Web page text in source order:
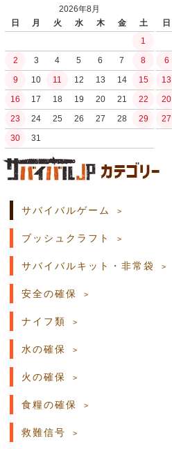
2026年8月
日
月 火 水 木 金
土
1
2
3 4 5 6 7
8
9
10 11 12 13 14
15
16
17 18 19 20 21
22
23
24 25 26 27 28
29
30
31
日
6
13
20
27
土日祝日の商品発送はございません。
サバイバルゲーム
ブッシュクラフト
サバイバルキット・非常袋
安全の確保
ナイフ類
水の確保
火の確保
食糧の確保
救難信号